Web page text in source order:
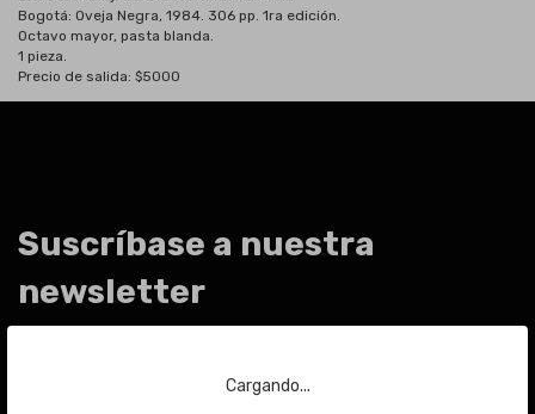
Cargando...
Bogotá: Oveja Negra, 1984. 306 pp. 1ra edición.
Octavo mayor, pasta blanda.
1 pieza.
Precio de salida: $5000
Suscríbase a nuestra
newsletter